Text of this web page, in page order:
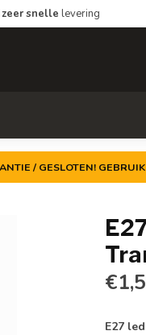
zeer snelle levering
/ GESLOTEN!
E27